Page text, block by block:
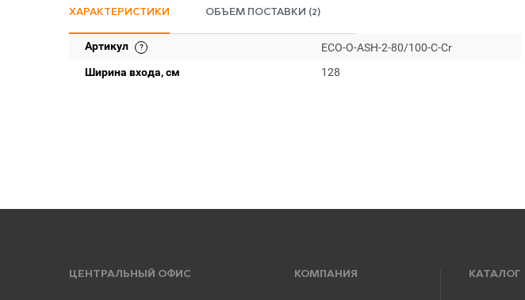
ХАРАКТЕРИСТИКИ ОБЪЕМ ПОСТАВКИ (2)
Артикул
ECO-O-ASH-2-80/100-C-Cr
Ширина входа, см
128
ЦЕНТРАЛЬНЫЙ ОФИС КОМПАНИЯ КАТАЛОГ